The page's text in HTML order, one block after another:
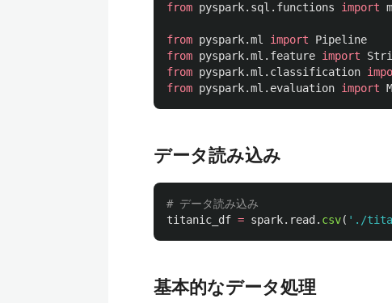
from pyspark.sql.functions import
from pyspark.ml import
Pipeline
from pyspark.ml.feature import
from pyspark.ml.classification
from pyspark.ml.evaluation import
データ読み込み
titanic_df = spark. read . csv( ' ./
基本的なデータ処理